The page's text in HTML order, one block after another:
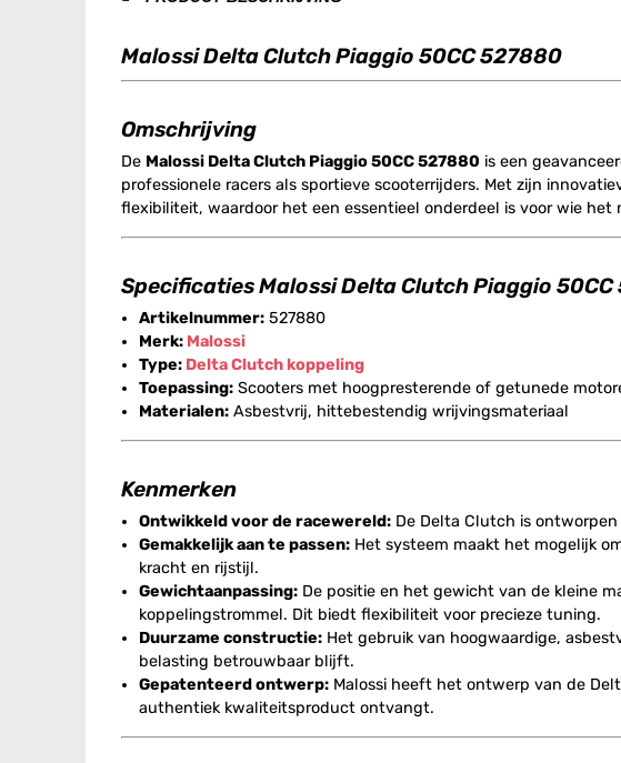
Malossi Delta Clutch Piaggio 50CC 527880
Omschrijving
De Malossi Delta Clutch Piaggio 50CC 527880 is een
professionele racers als sportieve scooterrijders. Met zijn
flexibiliteit, waardoor het een essentieel onderdeel is voor wie
Specificaties Malossi Delta Clutch Piaggio
Artikelnummer:527880
Merk: Malossi
Type: Delta Clutch koppeling
Toepassing:Scooters met hoogpresterende of getunede
Materialen:Asbestvrij, hittebestendig wrijvingsmateriaal
Kenmerken
Ontwikkeld voor de racewereld:De Delta Clutch is ontworpen
Gemakkelijk aan te passen:Het systeem maakt het mogelijk
kracht en rijstijl.
Gewichtaanpassing:De positie en het gewicht van de kleine
koppelingstrommel. Dit biedt flexibiliteit voor precieze tuning.
Duurzame constructie:Het gebruik van hoogwaardige,
belasting betrouwbaar blijft.
Gepatenteerd ontwerp:Malossi heeft het ontwerp van de
authentiek kwaliteitsproduct ontvangt.